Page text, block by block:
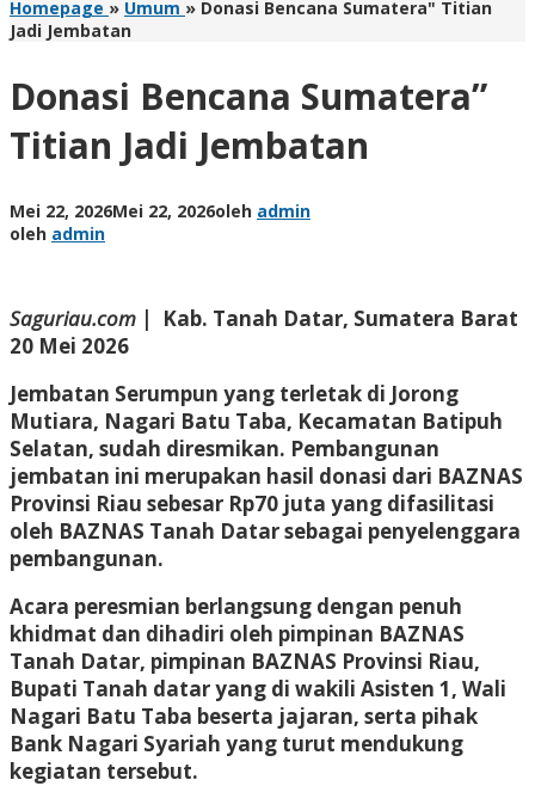
Homepage » Umum » Donasi Bencana Sumatera" Titian
Jadi Jembatan
Donasi Bencana Sumatera”
Titian Jadi Jembatan
Mei 22, 2026Mei 22, 2026oleh admin
oleh admin
Saguriau.com | Kab. Tanah Datar, Sumatera Barat
20 Mei 2026
Jembatan Serumpun yang terletak di Jorong
Mutiara, Nagari Batu Taba, Kecamatan Batipuh
Selatan, sudah diresmikan. Pembangunan
jembatan ini merupakan hasil donasi dari BAZNAS
Provinsi Riau sebesar Rp70 juta yang difasilitasi
oleh BAZNAS Tanah Datar sebagai penyelenggara
pembangunan.
Acara peresmian berlangsung dengan penuh
khidmat dan dihadiri oleh pimpinan BAZNAS
Tanah Datar, pimpinan BAZNAS Provinsi Riau,
Bupati Tanah datar yang di wakili Asisten 1, Wali
Nagari Batu Taba beserta jajaran, serta pihak
Bank Nagari Syariah yang turut mendukung
kegiatan tersebut.